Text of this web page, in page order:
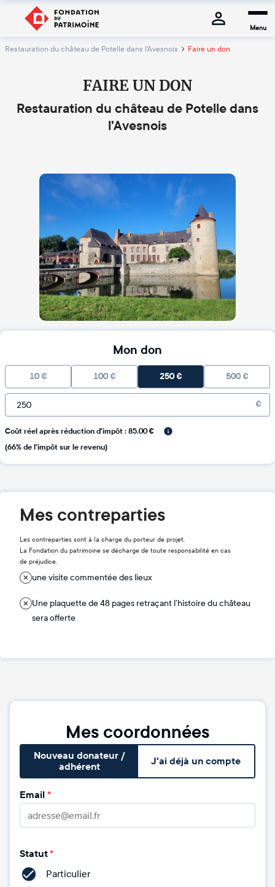
Menu
Restauration du château de Potelle dans l'Avesnois Faire un don
FAIRE UN DON
Restauration du château de Potelle dans
l'Avesnois
Mon don
10 € 100 € 250€ 500 €
€
Coût réel après réduction d'impôt : 85.00 €
(66% de l'impôt sur le revenu)
Mes contreparties
Les contreparties sont à la charge du porteur de projet.
La Fondation du patrimoine se décharge de toute responsabilité en cas
de préjudice.
une visite commentée des lieux
Une plaquette de 48 pages retraçant l’histoire du château
sera offerte
Mes coordonnées
Nouveau donateur /
adhérent
J'ai déjà un compte
Email *
Statut*
Particulier